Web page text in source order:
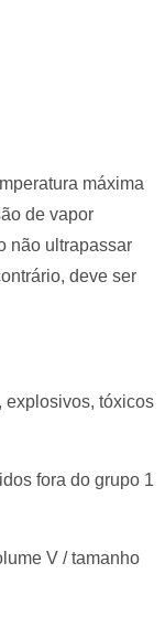
máxima
de vapor
não ultrapassar
deve ser
explosivos, tóxicos
fora do grupo 1
V / tamanho